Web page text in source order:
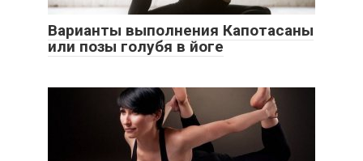
Варианты выполнения Капотасаны
или позы голубя в йоге